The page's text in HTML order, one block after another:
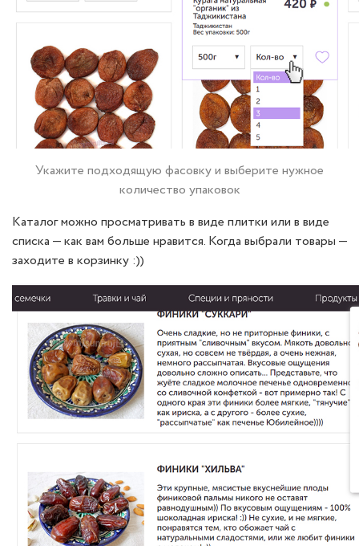
Укажите подходящую фасовку и выберите нужное
количество упаковок
Каталог можно просматривать в виде плитки или в виде
списка — как вам больше нравится. Когда выбрали товары —
заходите в корзинку :))